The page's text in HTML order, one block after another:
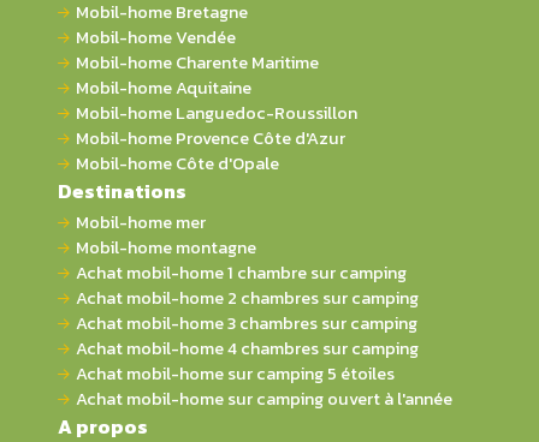
Mobil-home Bretagne
Mobil-home Vendée
Mobil-home Charente Maritime
Mobil-home Aquitaine
Mobil-home Languedoc-Roussillon
Mobil-home Provence Côte d'Azur
Mobil-home Côte d'Opale
Destinations
Mobil-home mer
Mobil-home montagne
Achat mobil-home 1 chambre sur camping
Achat mobil-home 2 chambres sur camping
Achat mobil-home 3 chambres sur camping
Achat mobil-home 4 chambres sur camping
Achat mobil-home sur camping 5 étoiles
Achat mobil-home sur camping ouvert à l'année
A propos